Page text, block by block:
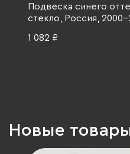
Подвеска синего
стекло, Россия, 2000-
1 082 ₽
Новые